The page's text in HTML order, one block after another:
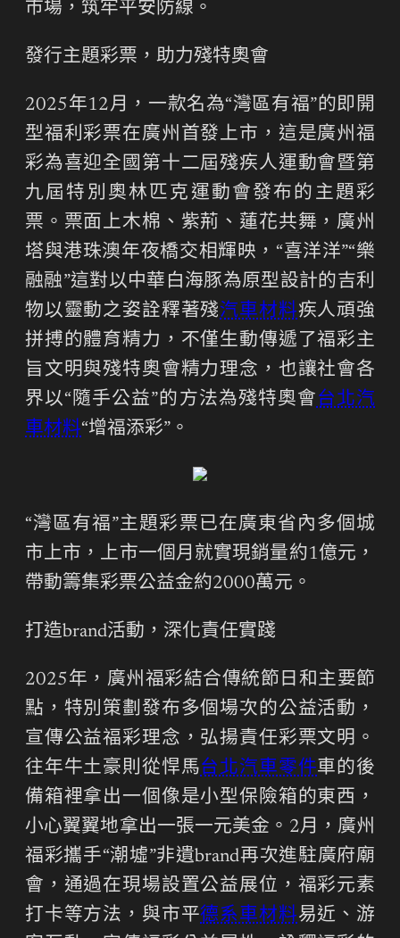
市場，筑牢平安防線。
發行主題彩票，助力殘特奧會
2025年12月，一款名為“灣區有福”的即開
型福利彩票在廣州首發上市，這是廣州福
彩為喜迎全國第十二屆殘疾人運動會暨第
九屆特別奧林匹克運動會發布的主題彩
票。票面上木棉、紫荊、蓮花共舞，廣州
塔與港珠澳年夜橋交相輝映，“喜洋洋”“樂
融融”這對以中華白海豚為原型設計的吉利
物以靈動之姿詮釋著殘汽車材料疾人頑強
拼搏的體育精力，不僅生動傳遞了福彩主
旨文明與殘特奧會精力理念，也讓社會各
界以“隨手公益”的方法為殘特奧會台北汽
車材料“增福添彩”。
“灣區有福”主題彩票已在廣東省內多個城
市上市，上市一個月就實現銷量約1億元，
帶動籌集彩票公益金約2000萬元。
打造brand活動，深化責任實踐
2025年，廣州福彩結合傳統節日和主要節
點，特別策劃發布多個場次的公益活動，
宣傳公益福彩理念，弘揚責任彩票文明。
往年牛土豪則從悍馬台北汽車零件車的後
備箱裡拿出一個像是小型保險箱的東西，
小心翼翼地拿出一張一元美金。2月，廣州
福彩攜手“潮墟”非遺brand再次進駐廣府廟
會，通過在現場設置公益展位，福彩元素
打卡等方法，與市平德系車材料易近、游